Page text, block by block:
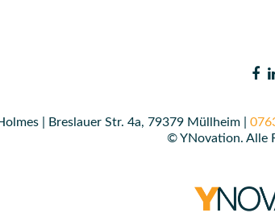
| Breslauer Str. 4a, 79379 Müllheim |
© YNovation. Alle